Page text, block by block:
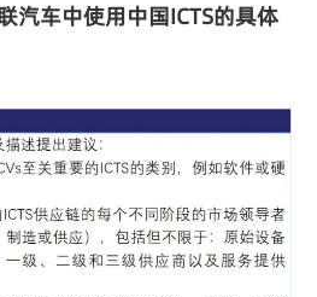
汽车中使用中国ICTS的具体